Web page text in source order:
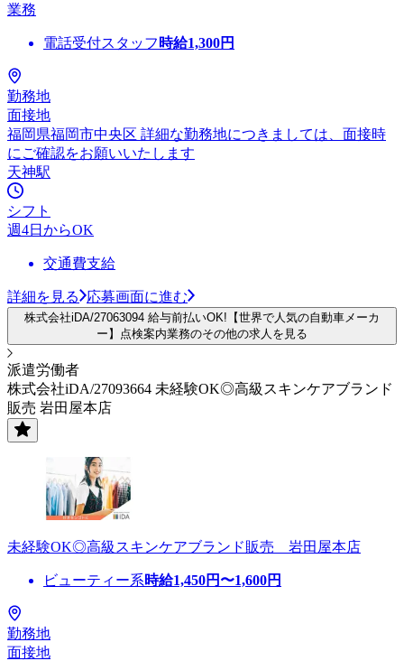
業務
電話受付スタッフ 時給1,300円
勤務地
面接地
福岡県福岡市中央区 詳細な勤務地につきましては、面接時
にご確認をお願いいたします
天神駅
シフト
週4日からOK
交通費支給
詳細を見る 応募画面に進む
株式会社iDA/27063094 給与前払いOK!【世界で人気の自動車メーカ
ー】点検案内業務のその他の求人を見る
派遣労働者
株式会社iDA/27093664 未経験OK◎高級スキンケアブランド
販売 岩田屋本店
未経験OK◎高級スキンケアブランド販売 岩田屋本店
ビューティー系時給1,450円〜1,600円
勤務地
面接地